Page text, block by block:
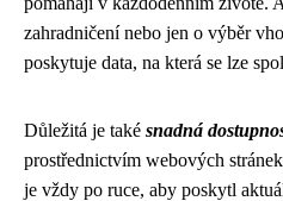
zahradničení nebo jen o výběr
poskytuje data, na která se lze
Důležitá je také snadná
prostřednictvím webových
je vždy po ruce, aby poskytl